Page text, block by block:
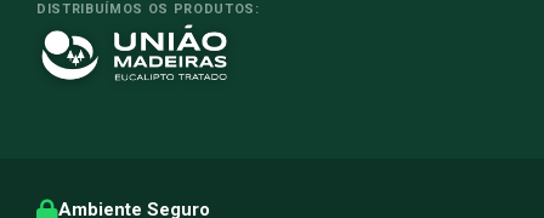
DISTRIBUÍMOS OS PRODUTOS:
Ambiente Seguro